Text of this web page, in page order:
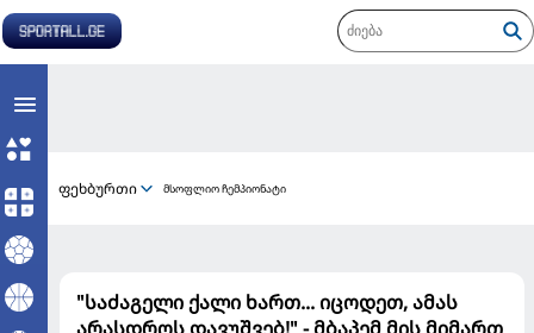
ფეხბურთი მსოფლიო ჩემპიონატი
"საძაგელი ქალი ხართ... იცოდეთ, ამას